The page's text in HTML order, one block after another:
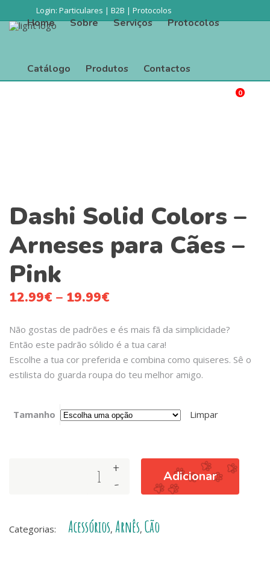
Login: Particulares | B2B | Protocolos
0
Home Sobre Serviços Protocolos
Catálogo Produtos Contactos
Dashi Solid Colors –
Arneses para Cães –
Pink
12.99€ – 19.99€
Não gostas de padrões e és mais fã da simplicidade?
Então este padrão sólido é a tua cara!
Escolhe a tua cor preferida e combina como quiseres. Sê o
estilista do guarda roupa do teu melhor amigo.
Tamanho Limpar
Arneses
-
+ Adicionar
Categorias: Acessórios, Arnês, Cão